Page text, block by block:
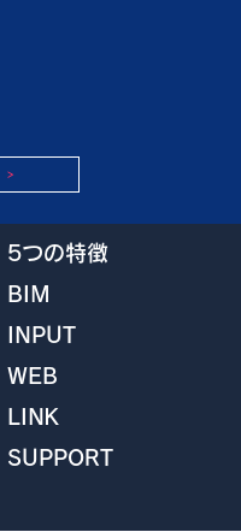
5つの特徴
BIM
INPUT
WEB
LINK
SUPPORT